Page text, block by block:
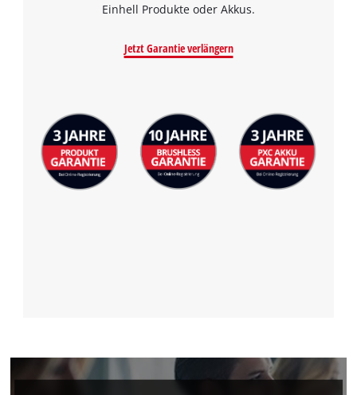
Einhell Produkte oder Akkus.
Jetzt Garantie verlängern